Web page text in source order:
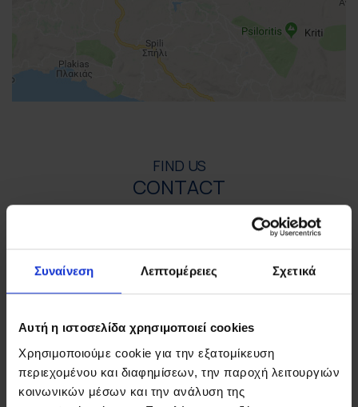
Συναίνεση Λεπτομέρειες Σχετικά
Αυτή η ιστοσελίδα χρησιμοποιεί cookies
Χρησιμοποιούμε cookie για την εξατομίκευση
περιεχομένου και διαφημίσεων, την παροχή λειτουργιών
κοινωνικών μέσων και την ανάλυση της
FIND US
CONTACT
ΣΤΟΙΧΕΙΑ ΕΠΙΚΟΙΝΩΝΙΑΣ
Τηλ:+30 2831306500
Email:starres@aegeanstar.com
ΜΗ.ΤΕ 1041K014A0121900